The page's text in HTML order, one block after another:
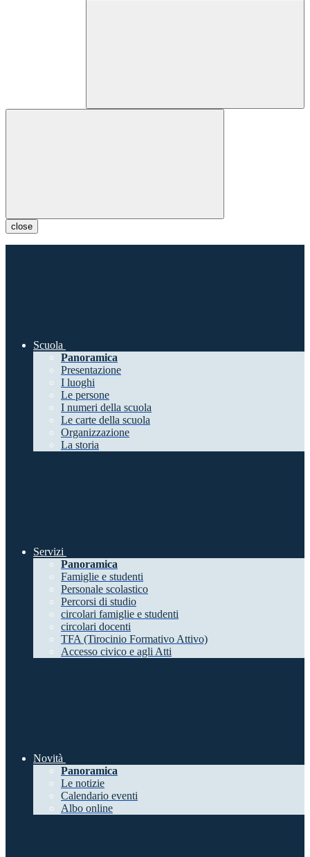
close
Scuola
Panoramica
Presentazione
I luoghi
Le persone
I numeri della scuola
Le carte della scuola
Organizzazione
La storia
Servizi
Panoramica
Famiglie e studenti
Personale scolastico
Percorsi di studio
circolari famiglie e studenti
circolari docenti
TFA (Tirocinio Formativo Attivo)
Accesso civico e agli Atti
Novità
Panoramica
Le notizie
Calendario eventi
Albo online